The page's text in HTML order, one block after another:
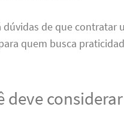
de que contratar
quem busca
deve